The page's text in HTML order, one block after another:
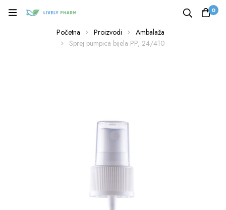
0
Početna Proizvodi
Ambalaža
Sprej pumpica bijela PP, 24/410